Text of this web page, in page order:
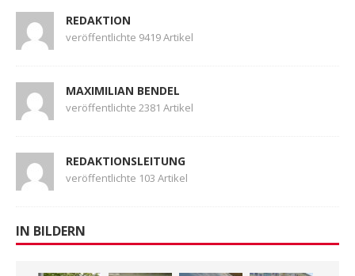
REDAKTION
veröffentlichte 9419 Artikel
MAXIMILIAN BENDEL
veröffentlichte 2381 Artikel
REDAKTIONSLEITUNG
veröffentlichte 103 Artikel
IN BILDERN